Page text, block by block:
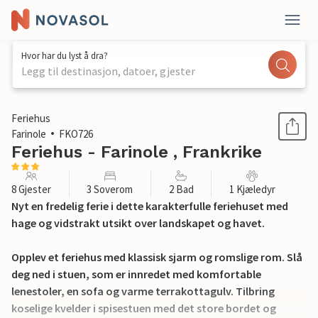
Hvor har du lyst å dra?
Legg til destinasjon, datoer, gjester
1 / 22
Feriehus
Farinole
FKO726
Feriehus - Farinole , Frankrike
8 Gjester 3 Soverom 2 Bad 1 Kjæledyr
Nyt en fredelig ferie i dette karakterfulle feriehuset med
hage og vidstrakt utsikt over landskapet og havet.
Opplev et feriehus med klassisk sjarm og romslige rom. Slå
deg ned i stuen, som er innredet med komfortable
lenestoler, en sofa og varme terrakottagulv. Tilbring
koselige kvelder i spisestuen med det store bordet og